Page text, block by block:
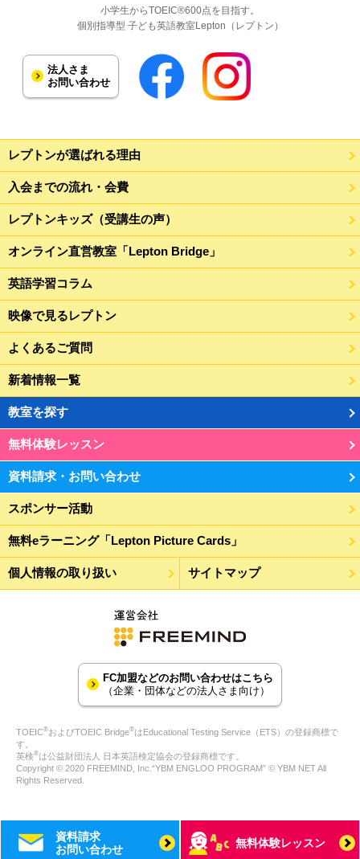
小学生からTOEIC®600点を目指す。
個別指導型 子ども英語教室Lepton（レプトン）
法人さま
お問い合わせ
レプトンが選ばれる理由
入会までの流れ・会費
レプトンキッズ（受講生の声）
オンライン直営教室「Lepton Bridge」
英語学習コラム
映像で見るレプトン
よくあるご質問
新着情報一覧
教室を探す
無料体験レッスン
資料請求・お問い合わせ
スポンサー活動
無料eラーニング「Lepton Picture Cards」
個人情報の取り扱い サイトマップ
FC加盟などのお問い合わせはこちら
（企業・団体などの法人さま向け）
TOEIC®およびTOEIC Bridge®はEducational Testing Service（ETS）の登録商標で
す。
英検®は公益財団法人 日本英語検定協会の登録商標です。
Copyright © 2020 FREEMIND, Inc.“YBM ENGLOO PROGRAM” © YBM NET All
Rights Reserved.
資料請求
お問い合わせ
無料体験レッスン